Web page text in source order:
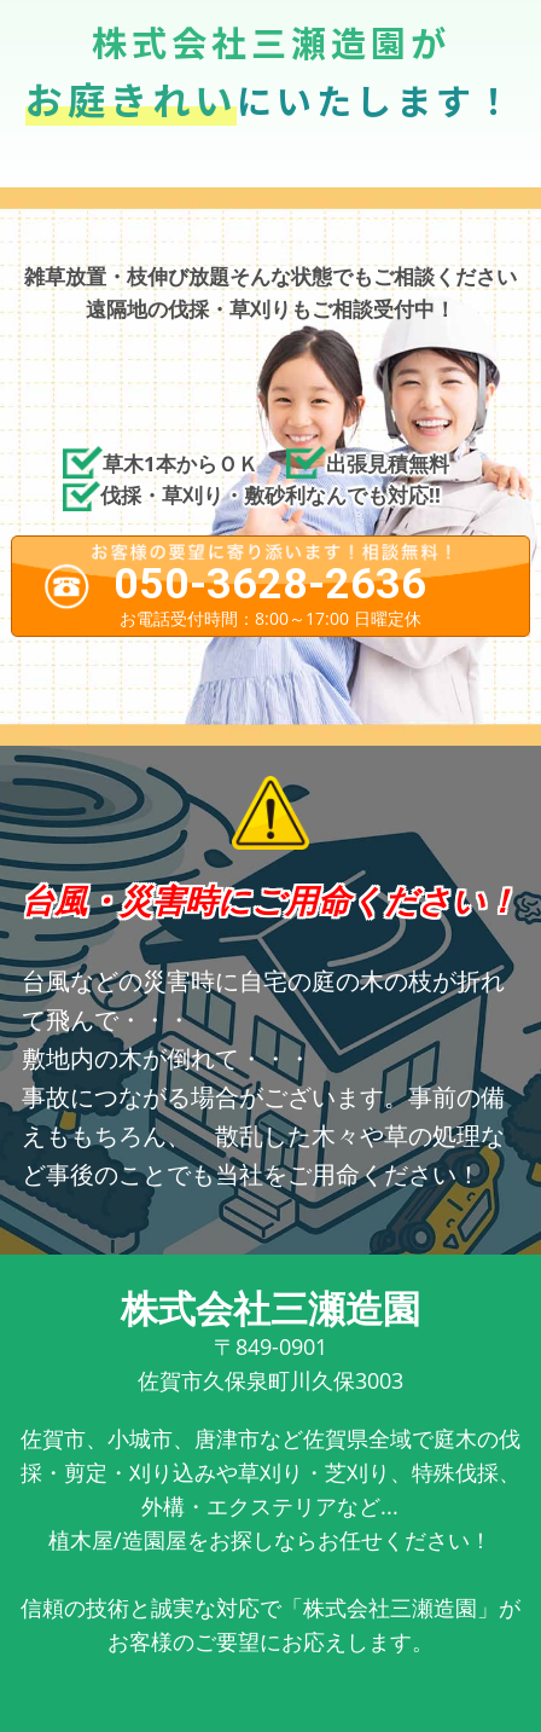
株式会社三瀬造園が
お庭きれいにいたします！
雑草放置・枝伸び放題そんな状態でもご相談ください
遠隔地の伐採・草刈りもご相談受付中！
草木1本からＯＫ
出張見積無料
伐採・草刈り・敷砂利なんでも対応!!
050-3628-2636
お電話受付時間：8:00～17:00 日曜定休
台風・災害時にご用命ください！
台風などの災害時に自宅の庭の木の枝が折れ
て飛んで・・・
敷地内の木が倒れて・・・
事故につながる場合がございます。事前の備
えももちろん、 散乱した木々や草の処理な
ど事後のことでも当社をご用命ください！
株式会社三瀬造園
〒849-0901
佐賀市久保泉町川久保3003
佐賀市、小城市、唐津市など佐賀県全域で庭木の伐
採・剪定・刈り込みや草刈り・芝刈り、特殊伐採、
外構・エクステリアなど...
植木屋/造園屋をお探しならお任せください！
信頼の技術と誠実な対応で「株式会社三瀬造園」が
お客様のご要望にお応えします。